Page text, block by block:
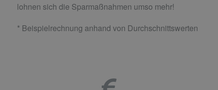
lohnen sich die Sparmaßnahmen umso mehr!
* Beispielrechnung anhand von Durchschnittswerten